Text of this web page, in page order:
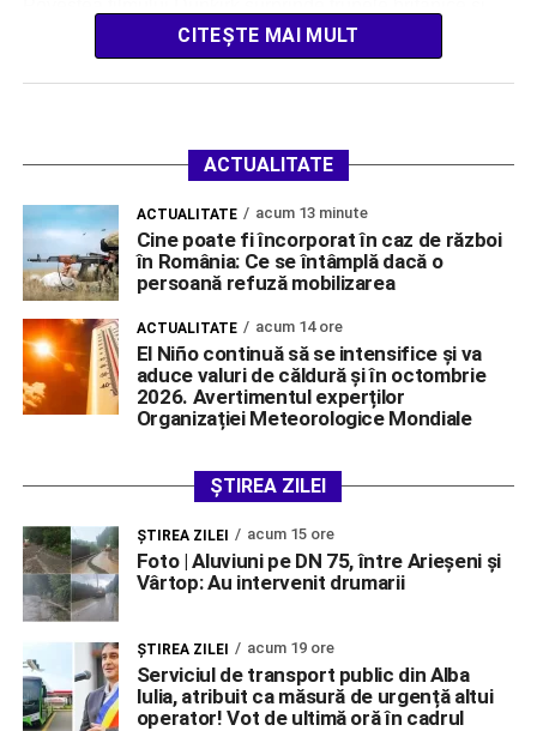
CITEȘTE MAI MULT
ACTUALITATE
ACTUALITATE acum 13 minute
Cine poate fi încorporat în caz de război
în România: Ce se întâmplă dacă o
persoană refuză mobilizarea
ACTUALITATE acum 14 ore
El Niño continuă să se intensifice și va
aduce valuri de căldură și în octombrie
2026. Avertimentul experților
Organizației Meteorologice Mondiale
ȘTIREA ZILEI
ŞTIREA ZILEI acum 15 ore
Foto | Aluviuni pe DN 75, între Arieșeni și
Vârtop: Au intervenit drumarii
ŞTIREA ZILEI acum 19 ore
Serviciul de transport public din Alba
Iulia, atribuit ca măsură de urgență altui
operator! Vot de ultimă oră în cadrul